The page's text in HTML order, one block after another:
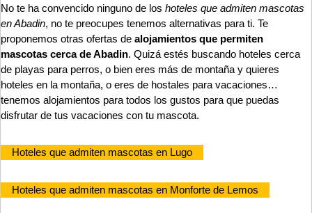
No te ha convencido ninguno de los hoteles que admiten mascotas
en Abadin, no te preocupes tenemos alternativas para ti. Te
proponemos otras ofertas de alojamientos que permiten
mascotas cerca de Abadin. Quizá estés buscando hoteles cerca
de playas para perros, o bien eres más de montaña y quieres
hoteles en la montaña, o eres de hostales para vacaciones…
tenemos alojamientos para todos los gustos para que puedas
disfrutar de tus vacaciones con tu mascota.
Hoteles que admiten mascotas en Lugo
Hoteles que admiten mascotas en Monforte de Lemos